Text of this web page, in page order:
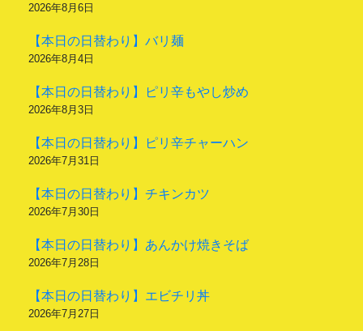
2026年8月6日
【本日の日替わり】バリ麺
2026年8月4日
【本日の日替わり】ピリ辛もやし炒め
2026年8月3日
【本日の日替わり】ピリ辛チャーハン
2026年7月31日
【本日の日替わり】チキンカツ
2026年7月30日
【本日の日替わり】あんかけ焼きそば
2026年7月28日
【本日の日替わり】エビチリ丼
2026年7月27日